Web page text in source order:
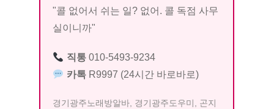
"콜 없어서 쉬는 일? 없어. 콜 독점 사무
실이니까"
직통010-5493-9234
카톡R9997 (24시간 바로바로)
경기광주노래방알바, 경기광주도우미, 곤지